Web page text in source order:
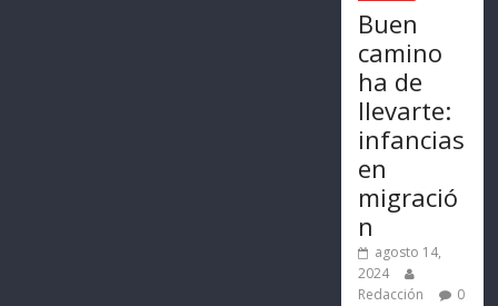
Buen
camino
ha de
llevarte:
infancias
en
migració
n
agosto 14,
2024
Redacción
0